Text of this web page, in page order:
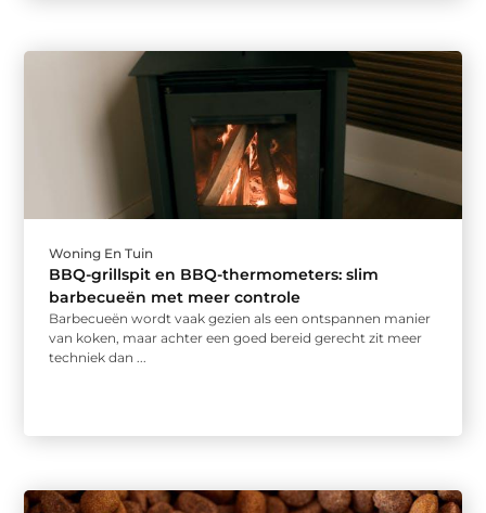
Woning En Tuin
BBQ-grillspit en BBQ-thermometers: slim
barbecueën met meer controle
Barbecueën wordt vaak gezien als een ontspannen manier
van koken, maar achter een goed bereid gerecht zit meer
techniek dan ...